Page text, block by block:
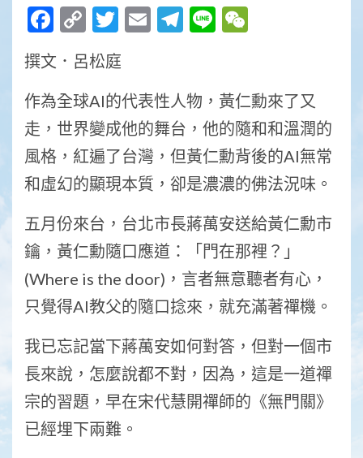
Facebook
Copy
Link
Twitter
EmailTelegram
Line
撰文．呂松庭
作為全球AI的代表性人物，黃仁勳來了又
走，世界變成他的舞台，他的隨和和溫潤的
風格，紅遍了台灣，但黃仁勳背後的AI無常
和虛幻的顯現本質，卻是濃濃的佛法況味。
五月份來台，台北市長蔣萬安送給黃仁勳市
鑰，黃仁勳隨口應道：「門在那裡？」
(Where is the door)，言者無意聽者有心，
只覺得AI教父的隨口捻來，就充滿著禪機。
我已忘記當下蔣萬安如何對答，但對一個市
長來說，怎麼說都不對，因為，這是一道禪
宗的習題，早在宋代慧開禪師的《無門關》
已經埋下兩難。